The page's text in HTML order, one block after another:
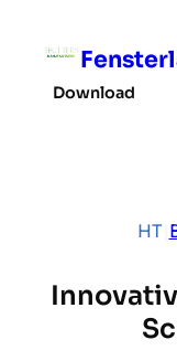
Download
HT